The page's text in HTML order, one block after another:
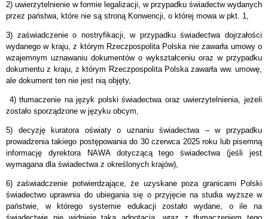
2) uwierzytelnienie w formie legalizacji, w przypadku świadectw wydanych
przez państwa, które nie są stroną Konwencji, o której mowa w pkt. 1,
3) zaświadczenie o nostryfikacji, w przypadku świadectwa dojrzałości
wydanego w kraju, z którym Rzeczpospolita Polska nie zawarła umowy o
wzajemnym uznawaniu dokumentów o wykształceniu oraz w przypadku
dokumentu z kraju, z którym Rzeczpospolita Polska zawarła ww. umowę,
ale dokument ten nie jest nią objęty,
4) tłumaczenie na język polski świadectwa oraz uwierzytelnienia, jeżeli
zostało sporządzone w języku obcym,
5) decyzję kuratora oświaty o uznaniu świadectwa – w przypadku
prowadzenia takiego postępowania do 30 czerwca 2025 roku lub pisemną
informację dyrektora NAWA dotyczącą tego świadectwa (jeśli jest
wymagana dla świadectwa z określonych krajów),
6) zaświadczenie potwierdzające, że uzyskane poza granicami Polski
świadectwo uprawnia do ubiegania się o przyjęcie na studia wyższe w
państwie, w którego systemie edukacji zostało wydane, o ile na